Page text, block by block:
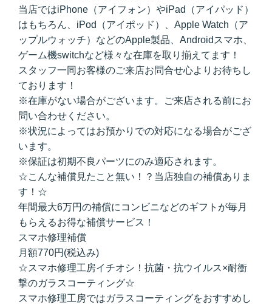
当店ではiPhone（アイフォン）やiPad（アイパッド）
はもちろん、iPod（アイポッド）、Apple Watch（ア
ップルウォッチ）などのApple製品、Androidスマホ、
ゲーム機switchなど様々な在庫を取り揃えてます！
スタッフ一同お客様のご来店お問合せ心よりお待ちし
ております！
※在庫がない場合がございます。ご来店される前にお
問い合わせください。
※状況によってはお預かりでの対応になる場合がござ
います。
※保証は初期不良パーツにのみ適応されます。
☆こんな補償見たこと無い！？当店独自の補償ありま
す！☆
年間最大6万円の補償にコンビニなどのギフトが毎月
もらえるお得な補償サービス！
スマホ修理補償
月額770円(税込み)
☆スマホ修理工房イチオシ！抗菌・抗ウイルス×耐衝
撃のガラスコーティング☆
スマホ修理工房ではガラスコーティングをおすすめし